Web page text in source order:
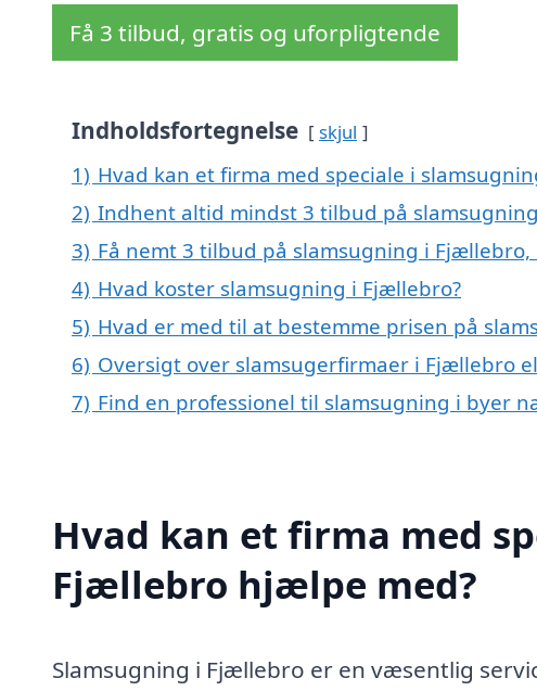
Få 3 tilbud, gratis og uforpligtende
Indholdsfortegnelse skjul
1) Hvad kan et firma med speciale i
2) Indhent altid mindst 3 tilbud på
3) Få nemt 3 tilbud på slamsugning i
4) Hvad koster slamsugning i Fjællebro?
5) Hvad er med til at bestemme prisen på
6) Oversigt over slamsugerfirmaer i Fjællebro
7) Find en professionel til slamsugning i byer
Hvad kan et firma med
Fjællebro hjælpe med?
Slamsugning i Fjællebro er en væsentlig